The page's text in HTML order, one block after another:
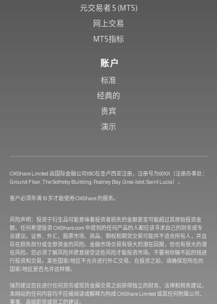
元交易者 5 (MT5)
网上交易
MT5指标
账户
标准
经典的
贵宾
演示
OXShare Limited 由国际金融公司IBC在圣卢西亚注册，注册号为00101（注册办事处：
Ground Floor, The Sotheby Building, Rodney Bay, Gros-Islet, Saint Lucia）。
客户必须年满 18 岁才能使用 OXShare 的服务。
风险声明：投资于衍生品可能意味着投资者损失的金额甚至可能超过其原始投资金
额。任何希望投资 OXShare.com 中提到的任何产品的人都应该寻求自己的财务或专
业建议。证券、外汇、股票市场、商品、期权和期货交易可能并不适合所有人，并且
存在损失部分或全部资金的风险。金融市场交易有很大的潜在回报，但也有很大的潜
在风险。您必须了解风险并愿意接受这些风险才能投资市场。不要用你输不起的钱进
行投资和交易。某些国家/地区不允许进行外汇交易，在投资之前，请确保您所在的
国家/地区是否允许这样做。
强烈建议您在进行任何货币或现货金属交易之前获得独立的财务、法律和税务建议。
本网站的任何内容均不应被阅读或解释为构成 OXShare Limited 或其任何附属公司、
董事、高级职员或员工的建议。